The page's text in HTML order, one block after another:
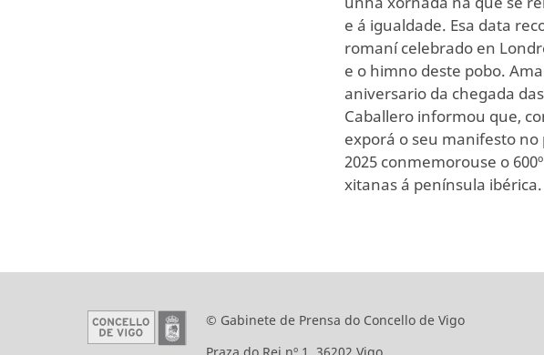
e á igualdade. Esa data
romaní celebrado en
e o himno deste pobo.
aniversario da chegada
Caballero informou que,
exporá o seu manifesto
2025 conmemorouse o
xitanas á península ibérica.
© Gabinete de Prensa do Concello de Vigo